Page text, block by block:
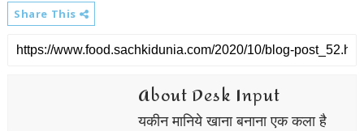
Share This
About Desk Input
यकीन मानिये खाना बनाना एक कला है